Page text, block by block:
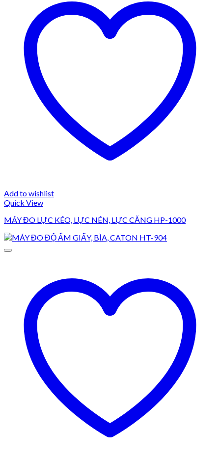
Add to wishlist
Quick View
MÁY ĐO LỰC KÉO, LỰC NÉN, LỰC CĂNG HP-1000